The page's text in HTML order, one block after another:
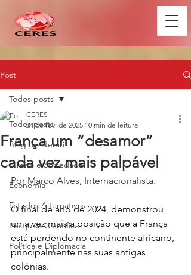
Post
Todos posts
Blog do Nemri
Direito e Sociedade
Economia
Estudos Alternativos
Pesquisa Científica
Política e Diplomacia
Todos posts
França um “desamor”
cada vez mais palpável
CERES
24 de fev. de 2025 10 min de leitura
Por Marco Alves, Internacionalista.
O final de ano de 2024, demonstrou
uma vez mais a posição que a França
está perdendo no continente africano,
principalmente nas suas antigas
colónias.